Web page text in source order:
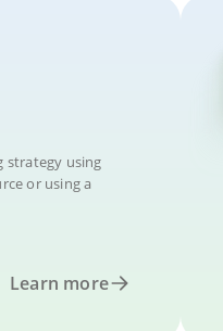
strategy using
or using a
Learn more